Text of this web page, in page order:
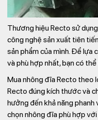
Thương hiệu Recto sử
công nghệ sản xuất tiên
sản phẩm của mình. Để lựa
và phù hợp nhất, bạn có
Mua nhông đĩa Recto theo
Recto đúng kích thước và
hưởng đến khả năng phanh
chọn nhông đĩa phù hợp